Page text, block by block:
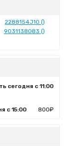
2288154J10 ()
9031138083 ()
сегодня с 11:00
с 15:00 800₽